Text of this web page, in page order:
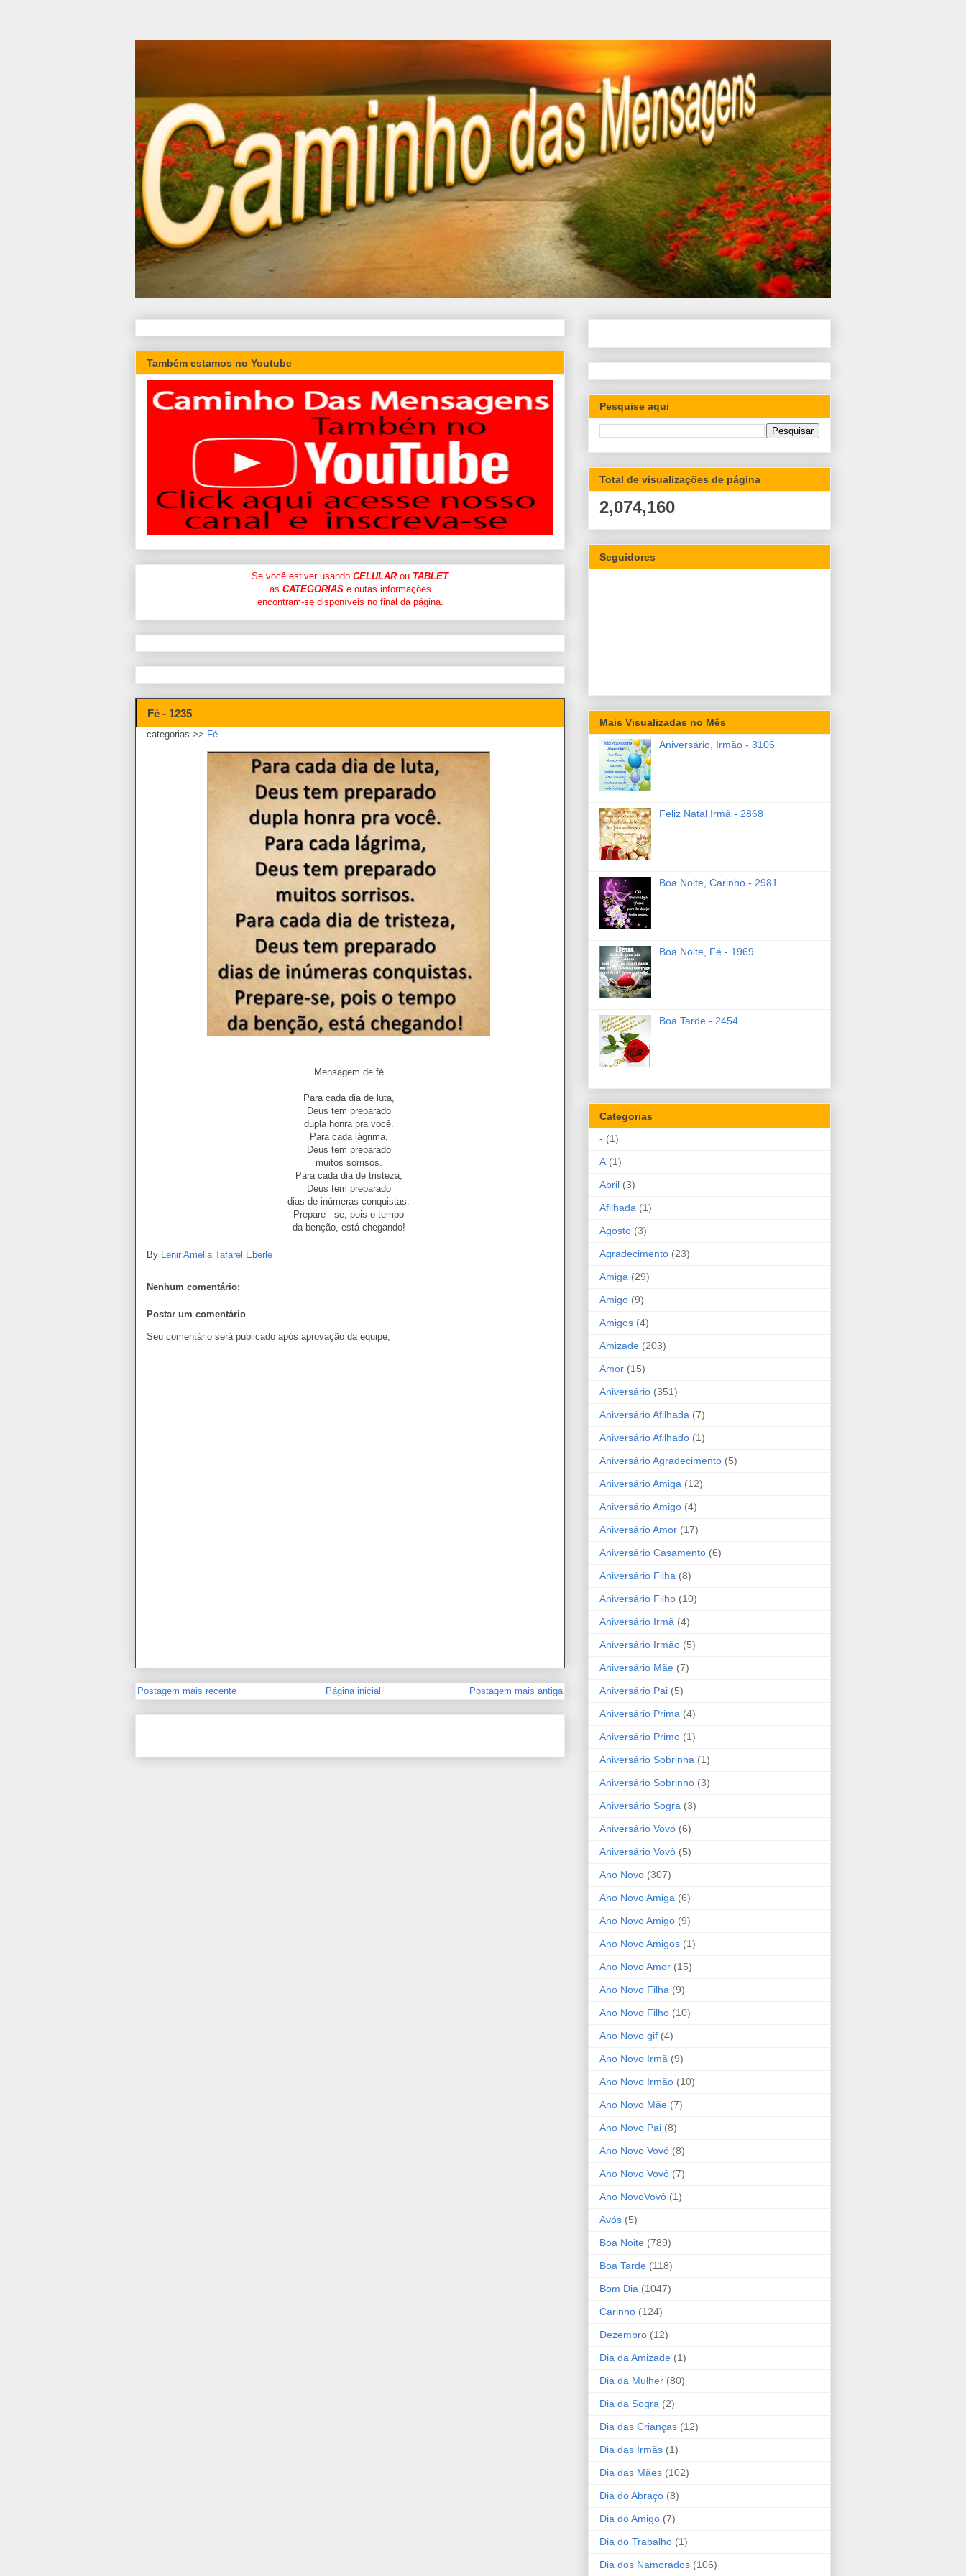
Também estamos no Youtube
Se você estiver usando CELULARou TABLET
as CATEGORIASe outas informações
encontram-se disponíveis no final da página.
Fé - 1235
categorias >> Fé
Mensagem de fé.
Para cada dia de luta,
Deus tem preparado
dupla honra pra você.
Para cada lágrima,
Deus tem preparado
muitos sorrisos.
Para cada dia de tristeza,
Deus tem preparado
dias de inúmeras conquistas.
Prepare - se, pois o tempo
da benção, está chegando!
By Lenir Amelia Tafarel Eberle
Nenhum comentário:
Postar um comentário
Seu comentário será publicado após aprovação da equipe;
Postagem mais recente Postagem mais antiga
Página inicial
Pesquise aqui
Total de visualizações de página
2,074,160
Seguidores
Mais Visualizadas no Mês
Aniversário, Irmão - 3106
Feliz Natal Irmã - 2868
Boa Noite, Carinho - 2981
Boa Noite, Fé - 1969
Boa Tarde - 2454
Categorias
- (1)
A (1)
Abril (3)
Afilhada (1)
Agosto (3)
Agradecimento (23)
Amiga (29)
Amigo (9)
Amigos (4)
Amizade (203)
Amor (15)
Aniversário (351)
Aniversário Afilhada (7)
Aniversário Afilhado (1)
Aniversário Agradecimento (5)
Aniversário Amiga (12)
Aniversário Amigo (4)
Aniversário Amor (17)
Aniversário Casamento (6)
Aniversário Filha (8)
Aniversário Filho (10)
Aniversário Irmã (4)
Aniversário Irmão (5)
Aniversário Mãe (7)
Aniversário Pai (5)
Aniversário Prima (4)
Aniversário Primo (1)
Aniversário Sobrinha (1)
Aniversário Sobrinho (3)
Aniversário Sogra (3)
Aniversário Vovó (6)
Aniversário Vovô (5)
Ano Novo (307)
Ano Novo Amiga (6)
Ano Novo Amigo (9)
Ano Novo Amigos (1)
Ano Novo Amor (15)
Ano Novo Filha (9)
Ano Novo Filho (10)
Ano Novo gif (4)
Ano Novo Irmã (9)
Ano Novo Irmão (10)
Ano Novo Mãe (7)
Ano Novo Pai (8)
Ano Novo Vovó (8)
Ano Novo Vovô (7)
Ano NovoVovô (1)
Avós (5)
Boa Noite (789)
Boa Tarde (118)
Bom Dia (1047)
Carinho (124)
Dezembro (12)
Dia da Amizade (1)
Dia da Mulher (80)
Dia da Sogra (2)
Dia das Crianças (12)
Dia das Irmãs (1)
Dia das Mães (102)
Dia do Abraço (8)
Dia do Amigo (7)
Dia do Trabalho (1)
Dia dos Namorados (106)